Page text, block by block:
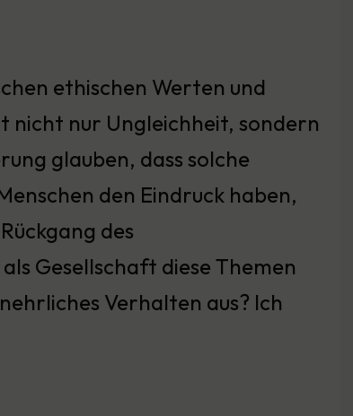
ethischen Werten und
nur Ungleichheit, sondern
glauben, dass solche
den Eindruck haben,
des
Gesellschaft diese Themen
Verhalten aus? Ich